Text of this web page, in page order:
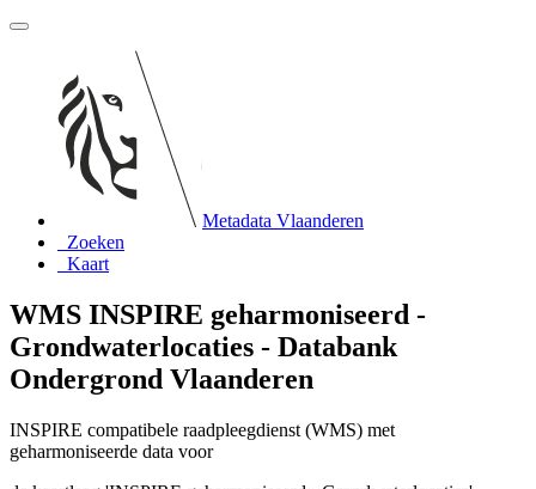
Metadata Vlaanderen
Zoeken
Kaart
WMS INSPIRE geharmoniseerd -
Grondwaterlocaties - Databank
Ondergrond Vlaanderen
INSPIRE compatibele raadpleegdienst (WMS) met
geharmoniseerde data voor